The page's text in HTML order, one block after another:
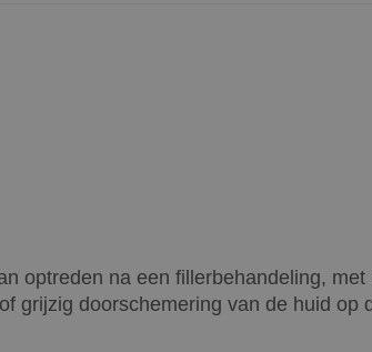
optreden na een fillerbehandeling,
grijzig doorschemering van de huid